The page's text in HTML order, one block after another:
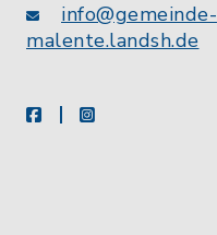
info@gemeinde-
malente.landsh.de
facebookinstagram